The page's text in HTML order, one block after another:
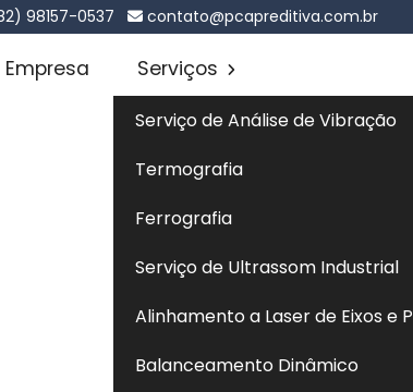
98157-0537 contato@pcapreditiva.com.br
Empresa Serviços
Serviço de Análise de Vibração
Termografia
Ferrografia
Serviço de Ultrassom Industrial
Alinhamento a Laser de Eixos e
Balanceamento Dinâmico
PCA Preditivauma empresa